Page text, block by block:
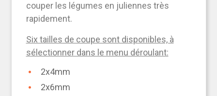
couper les légumes en juliennes très
rapidement.
Six tailles de coupe sont disponibles, à
sélectionner dans le menu déroulant:
2x4mm
2x6mm